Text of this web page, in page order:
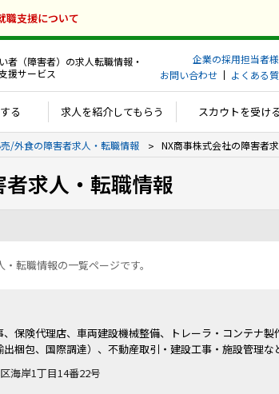
職支援について
者（障害者）の求人転職情報・
援サービス
企業の採用担当者
お問い合わせ
よくある
る 求人を紹介してもらう スカウトを受ける
/外食の障害者求人・転職情報 NX商事株式会社の障害者
求人・転職情報
転職情報の一覧ページです。
保険代理店、車両建設機械整備、トレーラ・コンテナ
梱包、国際調達）、不動産取引・建設工事・施設管理な
海岸1丁目14番22号